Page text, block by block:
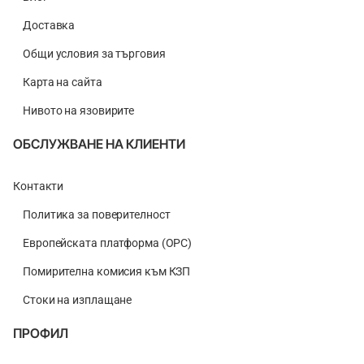
Доставка
Общи условия за търговия
Карта на сайта
Нивото на язовирите
ОБСЛУЖВАНЕ НА КЛИЕНТИ
Контакти
Политика за поверителност
Европейската платформа (ОРС)
Помирителна комисия към КЗП
Стоки на изплащане
ПРОФИЛ